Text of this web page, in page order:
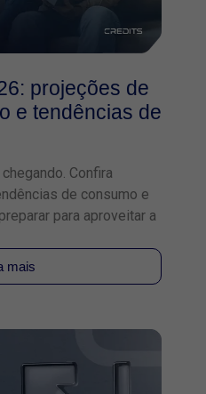
projeções de
e tendências de
Confira
de consumo e
para aproveitar a
mais